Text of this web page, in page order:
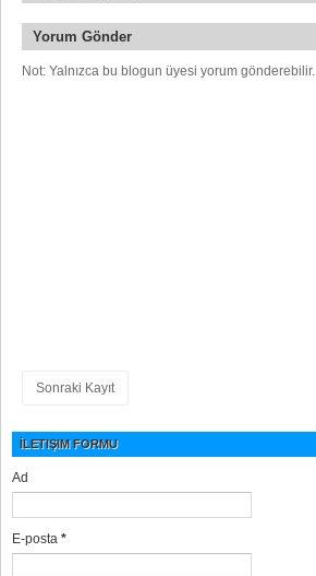
Yorum Gönder
Not: Yalnızca bu blogun üyesi yorum gönderebilir.
Sonraki Kayıt
İLETIŞIM FORMU
Ad
E-posta*